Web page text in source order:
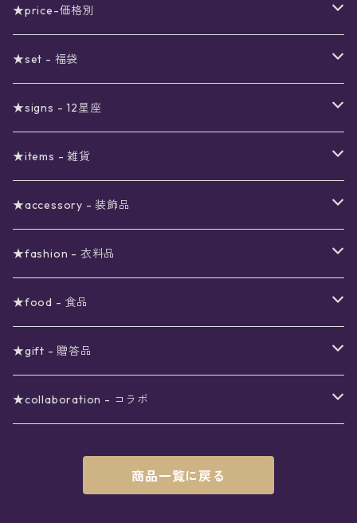
★price-価格別
セール
真夜中のSALE
予約限定SALE
〜1000円
〜2000円
〜3000円
〜4000円
〜5000円
〜6000円
〜7000円
★set - 福袋
12星座福袋
星の市福袋
★signs - 12星座
12星座ギフトセット
★items - 雑貨
ステーショナリー
ギフトボックス
ノート
メイクアップ
ネイルカラー
アロマスプレー
ポーチ
夜空の星月
扇子(うちわ)
インテリア
★accessory - 装飾品
ピアス
星
月
イヤリング
星
月
ネックレス
星
チョーカー
ブレスレット
★fashion - 衣料品
ワンピース
スター
フラワー
トップス
ブラウス
ボトムス
レックウォーマー
★food - 食品
珈琲
紅茶
★gift - 贈答品
ラッピング用オプション
バレンタインギフト
★collaboration - コラボ
Stellatium(姉妹店委託)
商品一覧に戻る